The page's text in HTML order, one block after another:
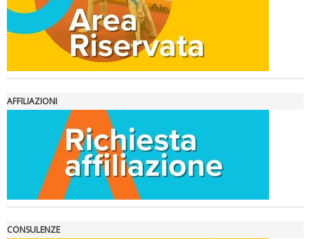
Ddl Lobby, Uisp: “Il Parlamento valorizzi le nostre specificità"
AFFILIAZIONI
CONSULENZE